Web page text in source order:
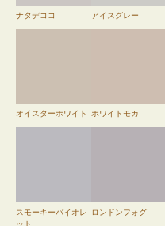
ナタデココ アイスグレー
オイスターホワイト ホワイトモカ
スモーキーバイオレ
ット
ロンドンフォグ